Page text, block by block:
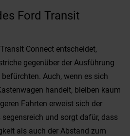
Ford Transit
Connect entscheidet,
gegenüber der Ausführung
Auch, wenn es sich
handelt, bleiben kaum
Fahrten erweist sich der
und sorgt dafür, dass
als auch der Abstand zum